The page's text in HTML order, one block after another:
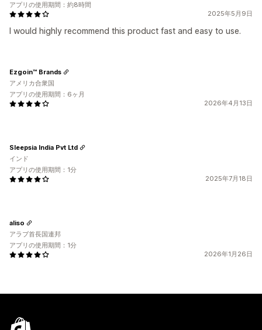
2025年5月9日
I would highly recommend this product fast and easy to use.
アプリの使用期間：約8時間
2026年4月13日
Ezgoin™ Brands
アメリカ合衆国
アプリの使用期間：6ヶ月
2025年7月18日
Sleepsia India Pvt Ltd
インド
アプリの使用期間：1分
2026年1月26日
aliso
アラブ首長国連邦
アプリの使用期間：1分